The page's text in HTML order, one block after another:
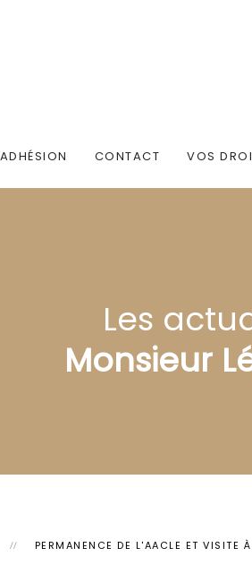
ADHÉSION CONTACT VOS
Les
Monsieur
PERMANENCE DE L'AACLE ET VISITE